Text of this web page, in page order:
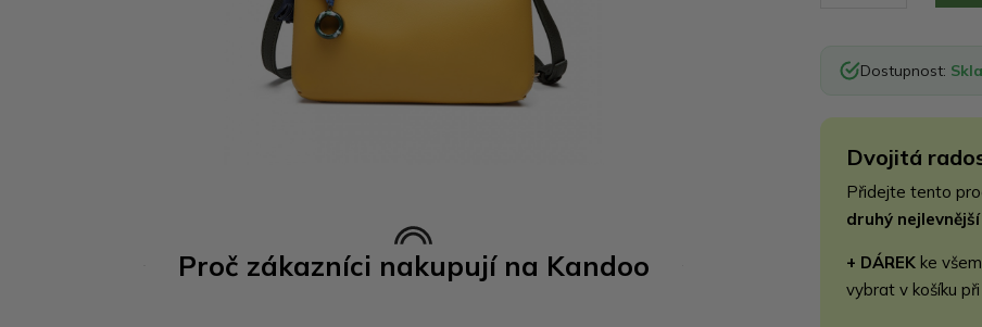
Proč zákazníci nakupují na Kandoo
Dostupnost:
Dvojitá
Přidejte tento
druhý
+ DÁREK ke
vybrat v košíku